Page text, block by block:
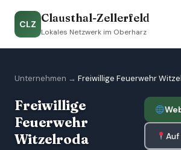
CLZ Clausthal-Zellerfeld
Lokales Netzwerk im Oberharz
Unternehmen → Freiwillige Feuerwehr
Freiwillige
Feuerwehr
Witzelroda